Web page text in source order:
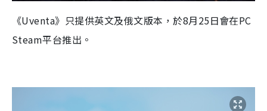
《Uventa》只提供英文及俄文版本，於8月25日會在PC
Steam平台推出。